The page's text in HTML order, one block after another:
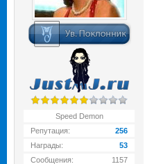
Speed Demon
Репутация:
256
Награды:
53
Сообщения:
1157